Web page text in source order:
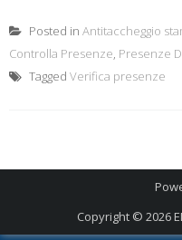
Posted in Antitaccheggio
Controlla Presenze, Presenze
Tagged Verifica presenze
Copyright © 2026